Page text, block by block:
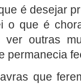
é desejar
o que é
ver outras
permanecia
que